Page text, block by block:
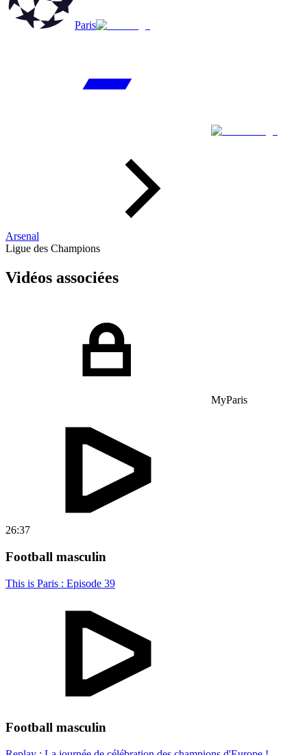
Paris
Arsenal
Ligue des Champions
Vidéos associées
MyParis
26:37
Football masculin
This is Paris : Episode 39
Football masculin